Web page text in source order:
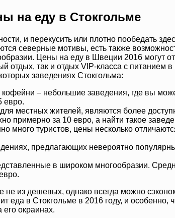
на еду в Стокгольме
и перекусить или плотно пообедать
северные мотивы, есть также
Цены на еду в Швеции 2016 могут
отдых, так и отдых VIP-класса с
заведениях Стокгольма:
– небольшие заведения, где вы
евро.
местных жителей, являются более
примерно за 10 евро, а найти такое
много туристов, цены несколько
предлагающих невероятно
в широком многообразии.
не из дешевых, однако всегда можно
еда в Стокгольме в 2016 году, и
окраинах.